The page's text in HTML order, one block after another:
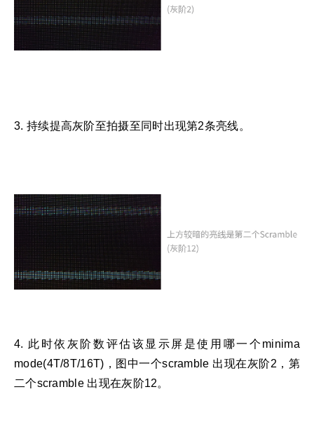
3. 持续提高灰阶至拍摄至同时出现第2条亮线。
4. 此时依灰阶数评估该显示屏是使用哪一个minima
mode(4T/8T/16T)，图中一个scramble 出现在灰阶2，第
二个scramble 出现在灰阶12。